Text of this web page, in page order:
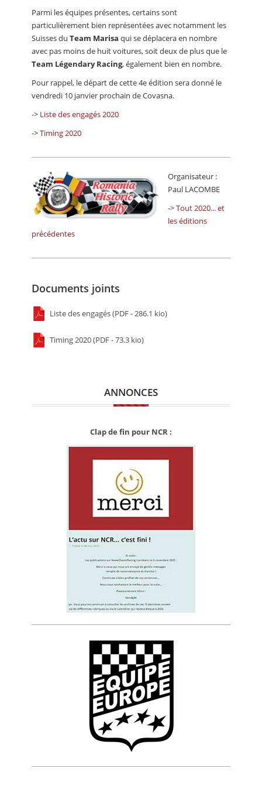
Parmi les équipes présentes, certains sont
particulièrement bien représentées avec notamment les
Suisses du Team Marisa qui se déplacera en nombre
avec pas moins de huit voitures, soit deux de plus que le
Team Légendary Racing, également bien en nombre.
Pour rappel, le départ de cette 4e édition sera donné le
vendredi 10 janvier prochain de Covasna.
-> Liste des engagés 2020
->Timing 2020
Organisateur :
Paul LACOMBE
->Tout 2020... et
les éditions
précédentes
Documents joints
Liste des engagés (PDF - 286.1 kio)
Timing 2020 (PDF - 73.3 kio)
ANNONCES
Clap de fin pour NCR :